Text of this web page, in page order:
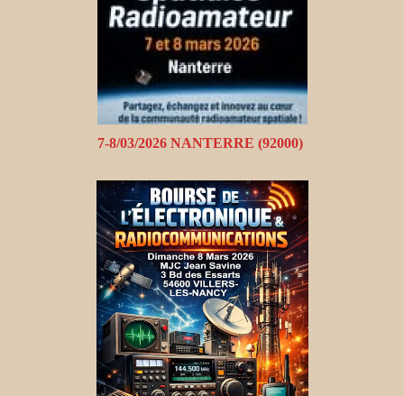
7-8/03/2026 NANTERRE (92000)